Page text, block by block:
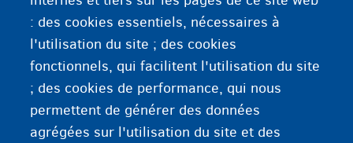
« Introduire un recours » signifie qu'une personne
proteste, par exemple, contre une décision des
services d'asile (CGRA ou l'Office des étrangers).
De nombreux demandeurs d'asile introduisent un
recours lorsqu'ils apprennent qu'ils ne peuvent
pas rester en Belgique.
: des cookies essentiels, nécessaires à
l'utilisation du site ; des cookies
fonctionnels, qui facilitent l'utilisation du site
; des cookies de performance, qui nous
permettent de générer des données
agrégées sur l'utilisation du site et des